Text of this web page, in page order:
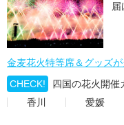
届
金麦花火特等席＆グッズ
CHECK!
四国の花火開催
香川
愛媛